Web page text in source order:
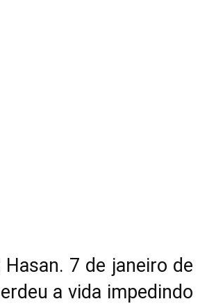
7 de janeiro de
a vida impedindo